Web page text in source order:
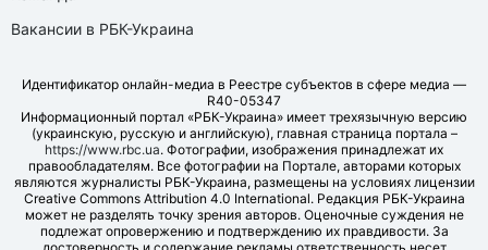
Вакансии в РБК-Украина
Идентификатор онлайн-медиа в Реестре субъектов в сфере медиа —
R40-05347
Информационный портал «РБК-Украина» имеет трехязычную версию
(украинскую, русскую и английскую), главная страница портала –
https://www.rbc.ua. Фотографии, изображения принадлежат их
правообладателям. Все фотографии на Портале, авторами которых
являются журналисты РБК-Украина, размещены на условиях лицензии
Creative Commons Attribution 4.0 International. Редакция РБК-Украина
может не разделять точку зрения авторов. Оценочные суждения не
подлежат опровержению и подтверждению их правдивости. За